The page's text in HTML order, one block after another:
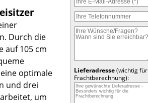
Durch die
auf 105 cm
optimale
und drei
um
Lieferadresse(wichtig für
Frachtberechnung):